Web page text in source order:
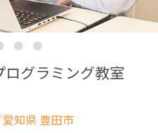
ログラミング教室
愛知県 豊田市